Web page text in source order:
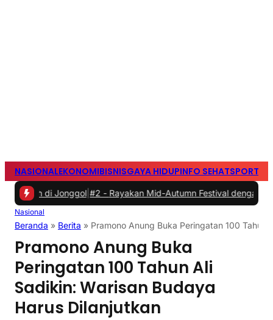
NASIONALEKONOMIBISNISGAYA HIDUPINFO SEHATSPORTS
Jonggol| #2 -Rayakan Mid-Autumn Festival dengan Mooncake
Nasional
Beranda » Berita » Pramono Anung Buka Peringatan 100
Pramono Anung Buka
Peringatan 100 Tahun Ali
Sadikin: Warisan Budaya
Harus Dilanjutkan